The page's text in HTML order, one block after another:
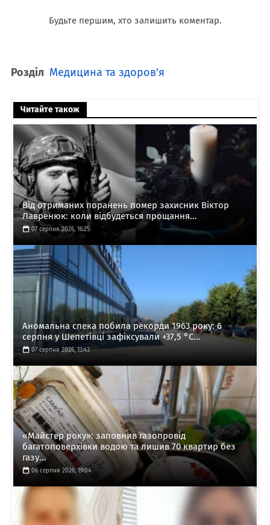
Будьте першим, хто залишить коментар.
Розділ Медицина та здоров'я
Читайте також
Від отриманих поранень помер захисник Віктор
Лавренюк: коли відбудеться прощання...
07 серпня 2026, 16:25
Аномальна спека побила рекорди 1963 року: 6
серпня у Шепетівці зафіксували +37,5 °C...
07 серпня 2026, 13:43
«Майстер року»: заповнив газопровід
багатоповерхівки водою та лишив 70 квартир без
газу...
06 серпня 2026, 19:04